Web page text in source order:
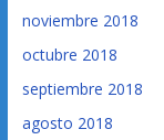
noviembre 2018
octubre 2018
septiembre 2018
agosto 2018